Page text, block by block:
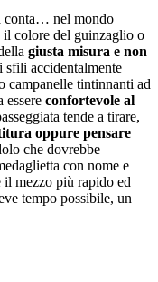
conta… nel mondo
colore del guinzaglio o
giusta misura e non
sfili accidentalmente
campanelle tintinnanti ad
essere confortevole al
tende a tirare,
oppure pensare
che dovrebbe
con nome e
il mezzo più rapido ed
tempo possibile, un